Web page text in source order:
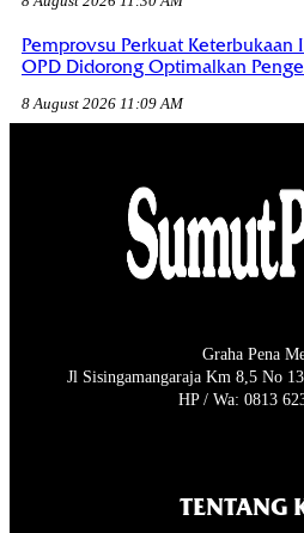
Pemprovsu Perkuat Keterbukaan
OPD Didorong Optimalkan
8 August 2026 11:09 AM
Graha Pena
Jl Sisingamangaraja Km 8,5 No
HP / Wa: 0813
TENTANG